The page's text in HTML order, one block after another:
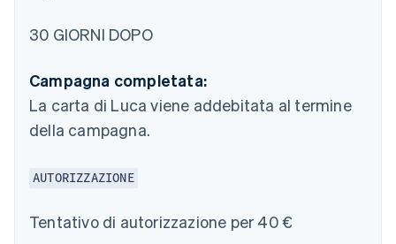
30 GIORNI DOPO
Campagna completata:
La carta di Luca viene addebitata al termine
della campagna.
AUTORIZZAZIONE
Tentativo di autorizzazione per 40 €